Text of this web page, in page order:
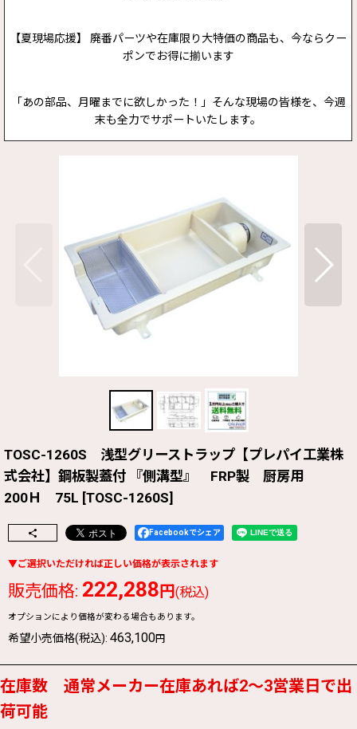
【夏現場応援】 廃番パーツや在庫限り大特価の商品も、今ならクー
ポンでお得に揃います
「あの部品、月曜までに欲しかった！」そんな現場の皆様を、今週
末も全力でサポートいたします。
TOSC-1260S 浅型グリーストラップ【プレパイ工業株
式会社】鋼板製蓋付 『側溝型』 FRP製 厨房用
200Ｈ 75L [TOSC-1260S]
Facebookでシェア
販売価格: 222,288円(税込)
オプションにより価格が変わる場合もあります。
希望小売価格(税込): 463,100円
在庫数 通常メーカー在庫あれば2〜3営業日で出
荷可能